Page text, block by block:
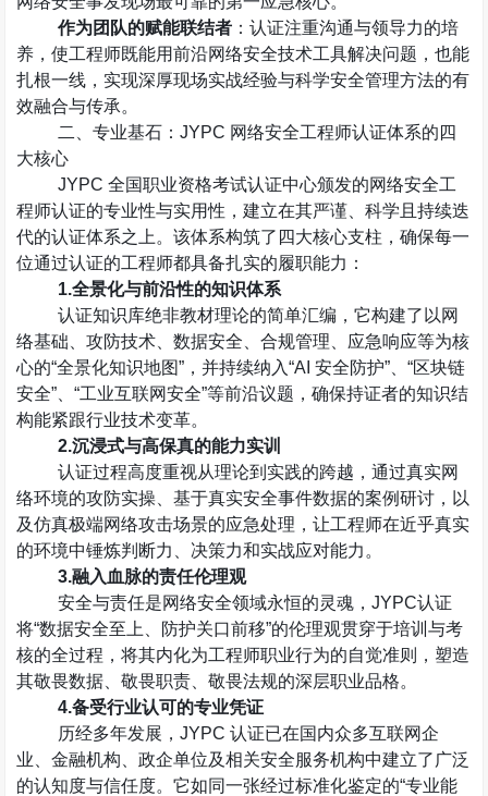
作为团队的赋能联结者：认证注重沟通与领导力的培
养，使工程师既能用前沿网络安全技术工具解决问题，也能
扎根一线，实现深厚现场实战经验与科学安全管理方法的有
效融合与传承。
二、专业基石： JYPC 网络安全工程师认证体系的四
大核心
JYPC 全国职业资格考试认证中心颁发的网络安全工
程师认证的专业性与实用性，建立在其严谨、科学且持续迭
代的认证体系之上。该体系构筑了四大核心支柱，确保每一
位通过认证的工程师都具备扎实的履职能力：
1.全景化与前沿性的知识体系
认证知识库绝非教材理论的简单汇编，它构建了以网
络基础、攻防技术、数据安全、合规管理、应急响应等为核
心的“全景化知识地图” ，并持续纳入“AI安全防护” 、“区块链
安全” 、“工业互联网安全”等前沿议题，确保持证者的知识结
构能紧跟行业技术变革。
2.沉浸式与高保真的能力实训
认证过程高度重视从理论到实践的跨越，通过真实网
络环境的攻防实操、基于真实安全事件数据的案例研讨，以
及仿真极端网络攻击场景的应急处理，让工程师在近乎真实
的环境中锤炼判断力、决策力和实战应对能力。
3.融入血脉的责任伦理观
安全与责任是网络安全领域永恒的灵魂， JYPC认证
将“数据安全至上、防护关口前移”的伦理观贯穿于培训与考
核的全过程，将其内化为工程师职业行为的自觉准则，塑造
其敬畏数据、敬畏职责、敬畏法规的深层职业品格。
4.备受行业认可的专业凭证
历经多年发展， JYPC 认证已在国内众多互联网企
业、金融机构、政企单位及相关安全服务机构中建立了广泛
的认知度与信任度。它如同一张经过标准化鉴定的“专业能